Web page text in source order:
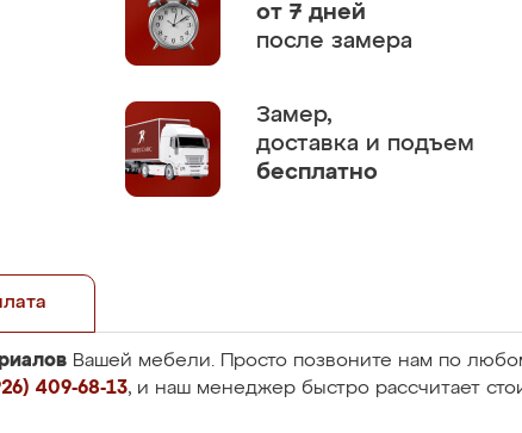
от 7 дней
после замера
Замер,
доставка и подъем
бесплатно
Вашей мебели. Просто позвоните нам по
409-68-13, и наш менеджер быстро рассчитает